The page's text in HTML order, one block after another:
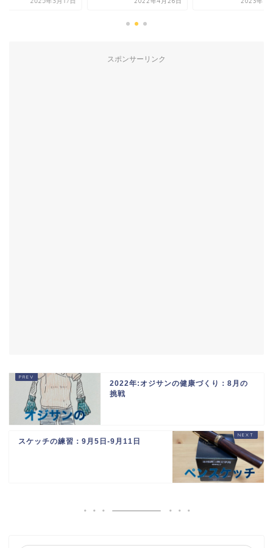
スポンサーリンク
2022年:オジサンの健康づくり：8月の
挑戦
スケッチの練習：9月5日-9月11日